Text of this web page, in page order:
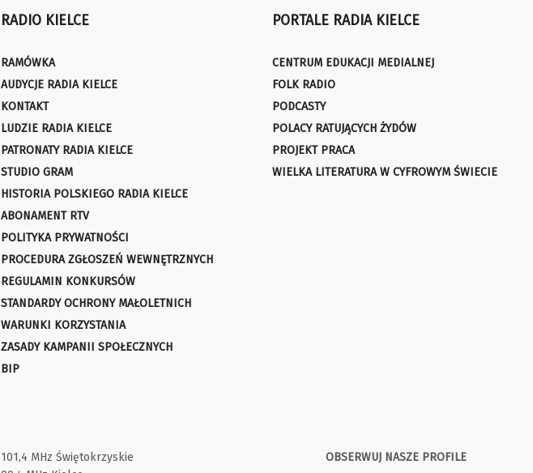
RADIO KIELCE
RAMÓWKA
AUDYCJE RADIA KIELCE
KONTAKT
LUDZIE RADIA KIELCE
PATRONATY RADIA KIELCE
STUDIO GRAM
HISTORIA POLSKIEGO RADIA KIELCE
ABONAMENT RTV
POLITYKA PRYWATNOŚCI
PROCEDURA ZGŁOSZEŃ WEWNĘTRZNYCH
REGULAMIN KONKURSÓW
STANDARDY OCHRONY MAŁOLETNICH
WARUNKI KORZYSTANIA
ZASADY KAMPANII SPOŁECZNYCH
BIP
PORTALE RADIA KIELCE
CENTRUM EDUKACJI MEDIALNEJ
FOLK RADIO
PODCASTY
POLACY RATUJĄCYCH ŻYDÓW
PROJEKT PRACA
WIELKA LITERATURA W CYFROWYM ŚWIECIE
101,4 MHz Świętokrzyskie
OBSERWUJ NASZE PROFILE